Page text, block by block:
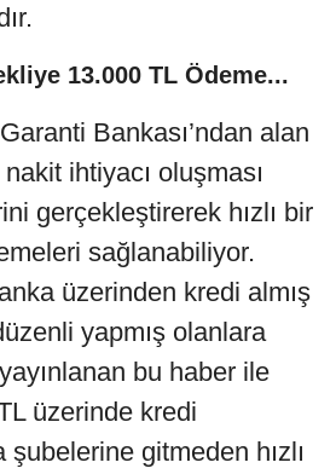
13.000 TL Ödeme...
Bankası’ndan alan
ihtiyacı oluşması
gerçekleştirerek hızlı bir
sağlanabiliyor.
üzerinden kredi almış
yapmış olanlara
bu haber ile
üzerinde kredi
gitmeden hızlı